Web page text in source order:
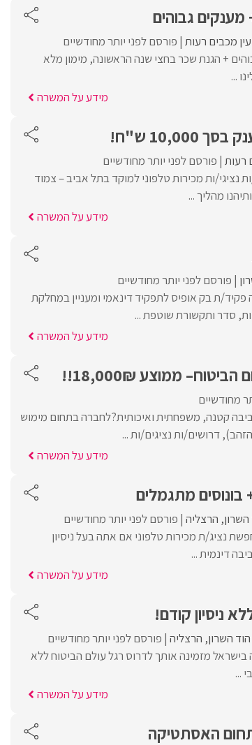
מענקים גבוהים
מכבים רעות פורסם לפני יותר מחודשיים
+ הגנת שכר בחצי שנה הראשונה, מימון מלא
...
מידע על המשרה
ש"ח!
רעות פורסם לפני יותר מחודשיים
נציגי/ות מכירות טלפוני למוקד בתל אביב – צמוד
מהליך ...
מידע על המשרה
פורסם לפני יותר מחודשיים
ת בק אופיס לתפקיד דינאמי ומעניין במחלקת
סדר ותקשורת שוטפת ...
מידע על המשרה
ממוצע 18,000₪!!
מחודשיים
קטנה, משפחתית ואיכותית?לחברה בתחום מימוש
הזהב), דרושים/ות נציגים/ות ...
מידע על המשרה
מתגמלים
השרון הרצליה פורסם לפני יותר מחודשיים
נציג/ת מכירות טלפוני אם אתה בעל ניסיון
דינמית ...
מידע על המשרה
ניסיון קודם!
הוד השרון הרצליה פורסם לפני יותר מחודשיים
מזמינה אותך לדרוס רגל עולם הביטוח ללא
...
מידע על המשרה
האסתטיקה